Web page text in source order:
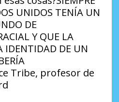
UNIDOS TENÍA UN
DE
Y QUE LA
IDENTIDAD DE UN
Tribe, profesor de